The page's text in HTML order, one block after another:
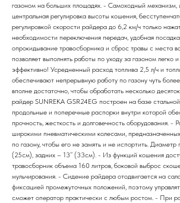
газоном на больших площадях. - Самоходный
центральная регулировка высоты кошения,
регулировкой скорости райдера до 6,2 км/ч только
необходимости переключения передач, удобная
опрокидывание травосборника и сброс травы с места
позволяет выполнять работы по уходу за газоном легко
эффективно! Усредненный расход топлива 2,5 л/ч и
обеспечивают непрерывную работу по газону чуть
вполне достаточно, чтобы обработать несколько
райдер SUNREKA GSR24EG построен на базе
продольные и поперечные распорки внутри которой
прочность, жесткость и долговечность оборудования. -
широкими пневматическими колесами,
по газону, чтобы его не замять и не испортить. Диаметр
(25см), задних – 13’’ (33см). - Из функций кошения
травосборник объема 160 литров, боковой выброс
мульчирования. - Сидение райдера отодвигается на
фиксацией промежуточных положений, поэтому
сможет оператор практически с любым ростом. - При